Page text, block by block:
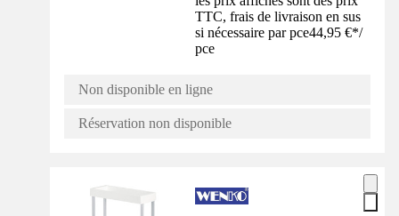
TTC, frais de livraison en sus
si nécessaire par pce44,95 €*/
pce
Non disponible en ligne
Réservation non disponible